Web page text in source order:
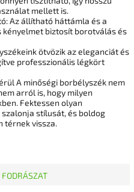
mellett is.
Az állítható háttámla és a
biztosít borotválás és
ötvözik az eleganciát és
professzionális légkört
A minőségi borbélyszék nem
arról is, hogy milyen
Fektessen olyan
stílusát, és boldog
térnek vissza.
FODRÁSZAT